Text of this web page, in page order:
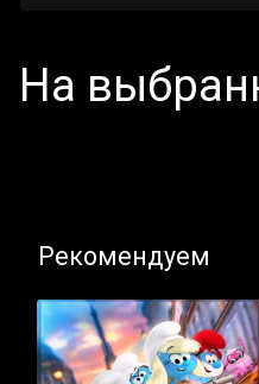
На
Рекомендуем